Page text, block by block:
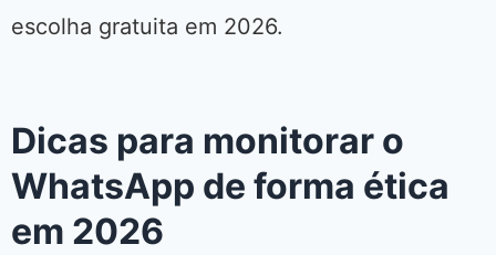
escolha gratuita em 2026.
Dicas para monitorar o
WhatsApp de forma ética
em 2026